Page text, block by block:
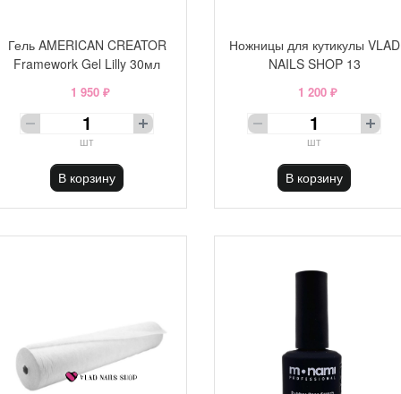
Гель AMERICAN CREATOR
Framework Gel Lilly 30мл
1 950 ₽
шт
В корзину
Ножницы для кутикулы VLAD
NAILS SHOP 13
1 200 ₽
шт
В корзину